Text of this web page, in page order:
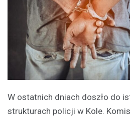
W ostatnich dniach doszło do
strukturach policji w Kole.